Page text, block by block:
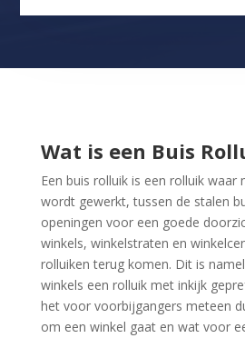
Wat is een Buis
Een buis rolluik is een rolluik waar
wordt gewerkt, tussen de stalen
openingen voor een goede
winkels, winkelstraten en
rolluiken terug komen. Dit is
winkels een rolluik met inkijk
het voor voorbijgangers meteen
om een winkel gaat en wat voor